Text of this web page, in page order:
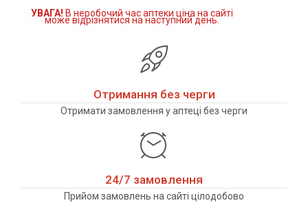
УВАГА! В неробочий час аптеки ціна на сайті
може відрізнятися на наступний день.
Отримання без черги
Отримати замовлення у аптеці без черги
24/7 замовлення
Прийом замовлень на сайті цілодобово